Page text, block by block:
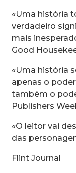
«Uma história
verdadeiro
mais
Good
«Uma história
apenas o
também o
Publishers
«O leitor vai
das
Flint Journal